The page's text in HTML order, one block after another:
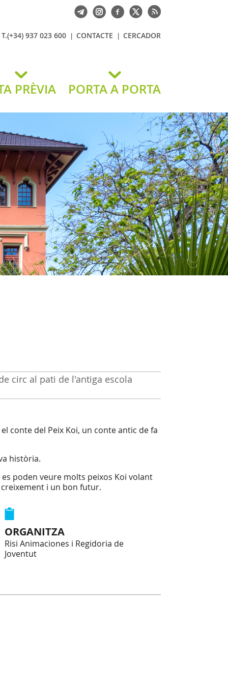
T.(+34) 937 023 600 CONTACTE CERCADOR
PRÈVIA PORTA A PORTA
circ al pati de l'antiga escola
conte del Peix Koi, un conte antic de fa
història.
es poden veure molts peixos Koi volant
i un bon futur.
ORGANITZA
Risi Animaciones i Regidoria de
Joventut